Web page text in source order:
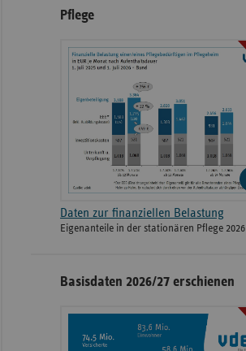
Pflege
Daten zur finanziellen Belastung
Eigenanteile in der stationären Pflege 2026
Basisdaten 2026/27 erschienen